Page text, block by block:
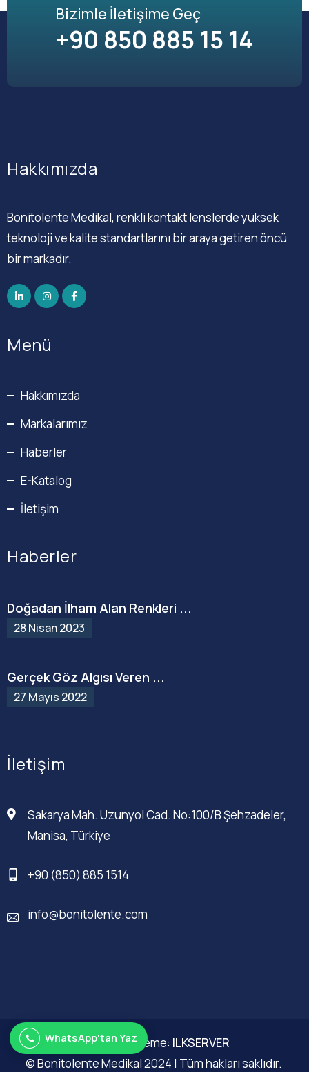
Bizimle İletişime Geç
+90 850 885 15 14
Hakkımızda
Bonitolente Medikal, renkli kontakt lenslerde yüksek
teknoloji ve kalite standartlarını bir araya getiren öncü
bir markadır.
Menü
Hakkımızda
Markalarımız
Haberler
E-Katalog
İletişim
Haberler
Doğadan İlham Alan Renkleri ...
28 Nisan 2023
Gerçek Göz Algısı Veren ...
27 Mayıs 2022
İletişim
Sakarya Mah. Uzunyol Cad. No:100/B Şehzadeler,
Manisa, Türkiye
+90 (850) 885 1514
info@bonitolente.com
Web Düzenleme: ILKSERVER
© Bonitolente Medikal 2024 | Tüm hakları saklıdır.
WhatsApp'tan Yaz